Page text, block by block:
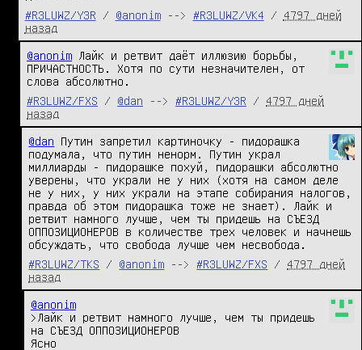
#R3LUWZ/Y3R
/ @anonim--> #R3LUWZ/VK4 / 4797 дней
назад
@anonim Лайк и ретвит даёт иллюзию борьбы,
ПРИЧАСТНОСТЬ. Хотя по сути незначителен, от
слова абсолютно.
#R3LUWZ/FXS
/ @dan --> #R3LUWZ/Y3R / 4797 дней
назад
@dan Путин запретил картиночку - пидорашка
подумала, что путин ненорм. Путин украл
миллиарды - пидорашке похуй, пидорашки абсолютно
уверены, что украли не у них (хотя на самом деле
не у них, у них украли на этапе собирания налогов,
правда об этом пидорашка тоже не знает). Лайк и
ретвит намного лучше, чем ты придешь на СЪЕЗД
ОППОЗИЦИОНЕРОВ в количестве трех человек и начнешь
обсуждать, что свобода лучше чем несвобода.
#R3LUWZ/TKS
/ @anonim --> #R3LUWZ/FXS / 4797 дней
назад
@anonim
>Лайк и ретвит намного лучше, чем ты придешь
на СЪЕЗД ОППОЗИЦИОНЕРОВ
Ясно